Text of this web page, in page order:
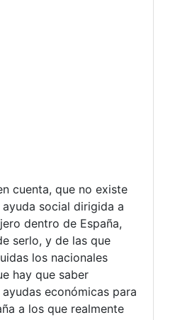
cuenta, que no existe
social dirigida a
dentro de España,
serlo, y de las que
los nacionales
hay que saber
económicas para
a los que realmente